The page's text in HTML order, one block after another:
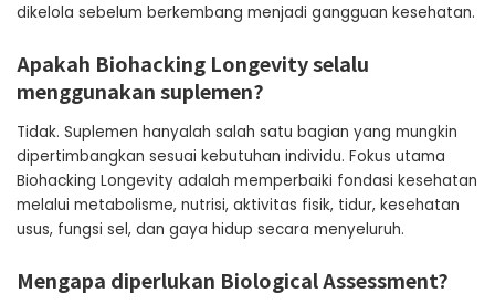
dikelola sebelum berkembang menjadi gangguan kesehatan.
Apakah Biohacking Longevity selalu
menggunakan suplemen?
Tidak. Suplemen hanyalah salah satu bagian yang mungkin
dipertimbangkan sesuai kebutuhan individu. Fokus utama
Biohacking Longevity adalah memperbaiki fondasi kesehatan
melalui metabolisme, nutrisi, aktivitas fisik, tidur, kesehatan
usus, fungsi sel, dan gaya hidup secara menyeluruh.
Mengapa diperlukan Biological Assessment?